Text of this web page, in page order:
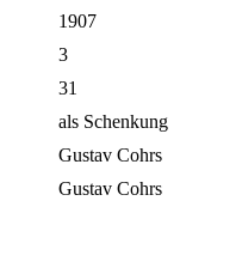
1907
3
31
als Schenkung
Gustav Cohrs
Gustav Cohrs